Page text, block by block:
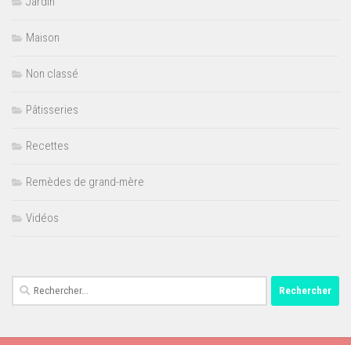
Maison
Non classé
Pâtisseries
Recettes
Remèdes de grand-mère
Vidéos
Rechercher :